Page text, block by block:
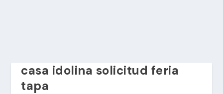
casa idolina solicitud feria
tapa